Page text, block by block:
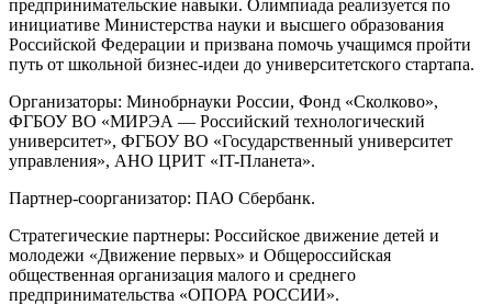
предпринимательские навыки. Олимпиада реализуется по
инициативе Министерства науки и высшего образования
Российской Федерации и призвана помочь учащимся пройти
путь от школьной бизнес-идеи до университетского стартапа.
Организаторы: Минобрнауки России, Фонд «Сколково»,
ФГБОУ ВО «МИРЭА — Российский технологический
университет», ФГБОУ ВО «Государственный университет
управления», АНО ЦРИТ «IT-Планета».
Партнер-соорганизатор: ПАО Сбербанк.
Стратегические партнеры: Российское движение детей и
молодежи «Движение первых» и Общероссийская
общественная организация малого и среднего
предпринимательства «ОПОРА РОССИИ».